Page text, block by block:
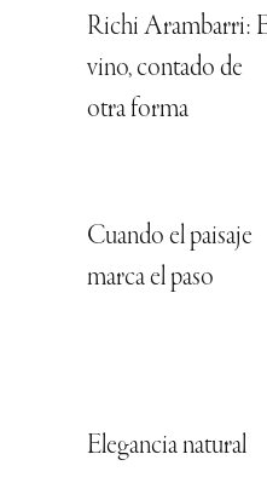
Richi Arambarri:
vino, contado de
otra forma
Cuando el paisaje
marca el paso
Elegancia natural